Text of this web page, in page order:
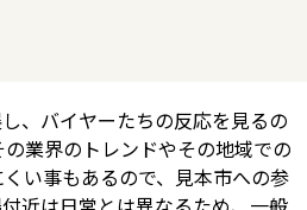
、バイヤーたちの反応を見るの
業界のトレンドやその地域での
い事もあるので、見本市への参